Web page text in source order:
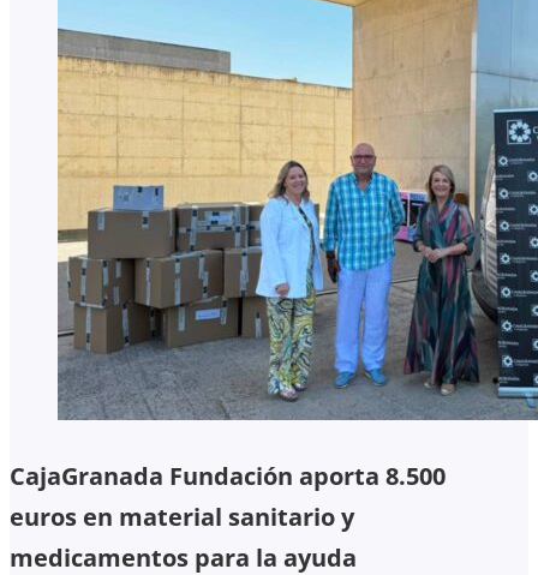
CajaGranada Fundación aporta 8.500
euros en material sanitario y
medicamentos para la ayuda